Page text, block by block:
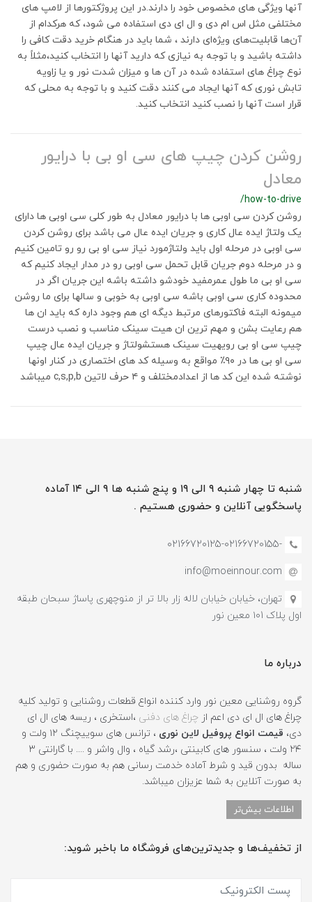
آنها ویژگی های مخصوص خود را دارند.در این پروژکتورها از لامپ های
مختلفی مثل اس ام دی و ال ای دی استفاده می شود، که هرکدام از
آن‌ها قابلیت‌های ویژه‌ای دارند ، شما باید در هنگام خرید دقت کافی را
داشته باشید و با توجه به نیازی که دارید آنها را انتخاب کنید،مثلاً به
نوع چراغ های استفاده شده در آن ها و میزان شدت نور و یا زاویه
تابش نوری که آنها ایجاد می کنند دقت کنید و با توجه به محلی که
قرار است آنها را نصب کنید انتخاب کنید.
روشن کردن چیپ های سی او بی با درایور
معادل
/how-to-drive
روشن کردن سی او‌بی ها با درایور معادل به طور کلی سی او‌بی ها دارای
یک ولتاژ ایده عال کاری و جریان ایده عال می باشد برای روشن کردن
سی اوبی در مرحله اول باید ولتاژمورد نیاز سی او بی رو رو تامین کنیم
و در مرحله دوم جریان قابل تحمل سی اوبی رو در مدار ایجاد کنیم که
سی او بی ما طول عمرمفید خودشو داشته باشه این جریان اگر در
محدوده کاری سی او‌بی باشه سی او‌بی به خوبی و سالها برای ما روشن
میمونه البته فاکتورهای مرتبط دیگه ای هم وجود داره که باید ان ها
هم رعایت بشن و مهم ترین ان هیت سینک مناسب و نصب درست
چیپ سی او بی رویهیت سینک هستشولتاژ و جریان ایده عال چیپ
سی او بی ها در ۹۰٪ مواقع به وسیله کد های اختصاری در کنار اونها
نوشته شده این کد ها از اعدادمختلف و ۴ حرف لاتین c,s,p,b میباشد
شنبه تا چهار شنبه ۹ الی ۱۹ و پنج شنبه ها ۹ الی ۱۴ آماده
پاسخگویی آنلاین و حضوری هستیم .
-02166720125-02166720155
info@moeinnour.com
تهران، خیابان خیابان لاله زار بالا تر از منوچهری پاساژ سبحان طبقه
اول پلاک ۱۰1 معین نور
درباره ما
گروه روشنایی معین نور وارد کننده انواع قطعات روشنایی و تولید کلیه
چراغ های ال ای دی اعم از چراغ های دفنی ،استخری ، ریسه های ال ای
دی، قیمت انواع پروفیل لاین نوری
، ترانس های سوییچنگ ۱۲ ولت و
۲۴ ولت ، سنسور های کابینتی ،رشد گیاه ، وال واشر و .... با گارانتی ۳
ساله بدون قید و شرط آماده خدمت رسانی هم به صورت حضوری و هم
به صورت آنلاین به شما عزیزان میباشد.
اطلاعات بیش‌تر
از تخفیف‌ها و جدیدترین‌های فروشگاه ما باخبر شوید: